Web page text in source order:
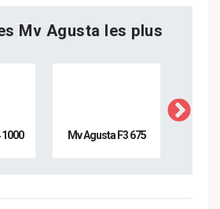
Mv Agusta les plus
1000 Mv Agusta F3 675